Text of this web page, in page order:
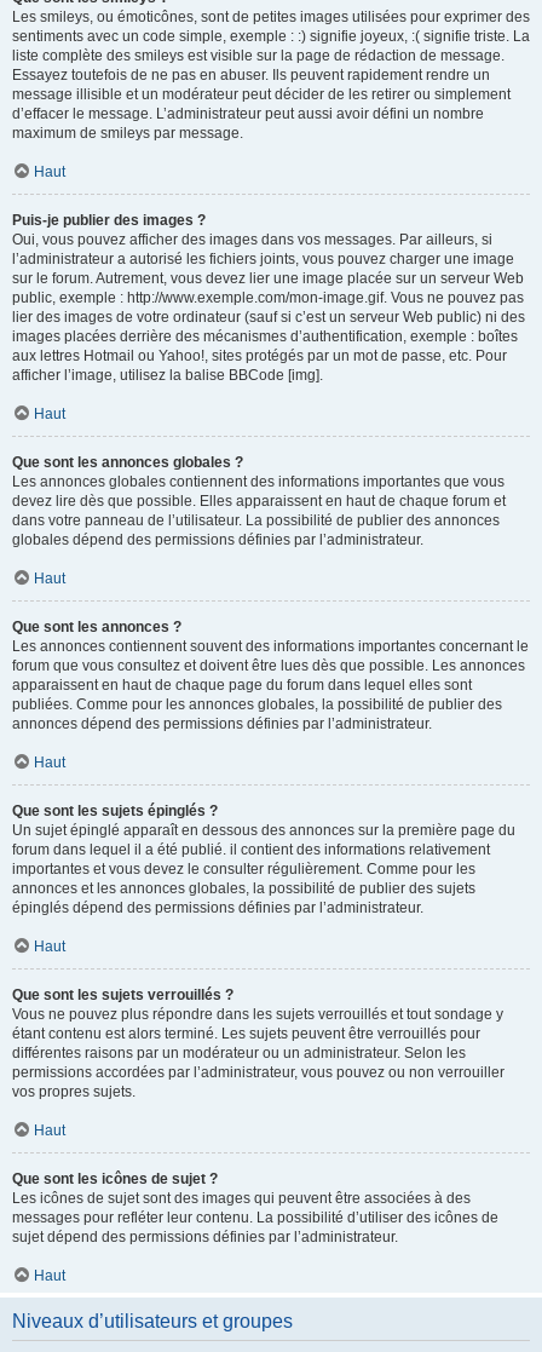
Les smileys, ou émoticônes, sont de petites images utilisées pour exprimer des
sentiments avec un code simple, exemple : :) signifie joyeux, :( signifie triste. La
liste complète des smileys est visible sur la page de rédaction de message.
Essayez toutefois de ne pas en abuser. Ils peuvent rapidement rendre un
message illisible et un modérateur peut décider de les retirer ou simplement
d’effacer le message. L’administrateur peut aussi avoir défini un nombre
maximum de smileys par message.
Haut
Puis-je publier des images ?
Oui, vous pouvez afficher des images dans vos messages. Par ailleurs, si
l’administrateur a autorisé les fichiers joints, vous pouvez charger une image
sur le forum. Autrement, vous devez lier une image placée sur un serveur Web
public, exemple : http://www.exemple.com/mon-image.gif. Vous ne pouvez pas
lier des images de votre ordinateur (sauf si c’est un serveur Web public) ni des
images placées derrière des mécanismes d’authentification, exemple : boîtes
aux lettres Hotmail ou Yahoo!, sites protégés par un mot de passe, etc. Pour
afficher l’image, utilisez la balise BBCode [img].
Haut
Que sont les annonces globales ?
Les annonces globales contiennent des informations importantes que vous
devez lire dès que possible. Elles apparaissent en haut de chaque forum et
dans votre panneau de l’utilisateur. La possibilité de publier des annonces
globales dépend des permissions définies par l’administrateur.
Haut
Que sont les annonces ?
Les annonces contiennent souvent des informations importantes concernant le
forum que vous consultez et doivent être lues dès que possible. Les annonces
apparaissent en haut de chaque page du forum dans lequel elles sont
publiées. Comme pour les annonces globales, la possibilité de publier des
annonces dépend des permissions définies par l’administrateur.
Haut
Que sont les sujets épinglés ?
Un sujet épinglé apparaît en dessous des annonces sur la première page du
forum dans lequel il a été publié. il contient des informations relativement
importantes et vous devez le consulter régulièrement. Comme pour les
annonces et les annonces globales, la possibilité de publier des sujets
épinglés dépend des permissions définies par l’administrateur.
Haut
Que sont les sujets verrouillés ?
Vous ne pouvez plus répondre dans les sujets verrouillés et tout sondage y
étant contenu est alors terminé. Les sujets peuvent être verrouillés pour
différentes raisons par un modérateur ou un administrateur. Selon les
permissions accordées par l’administrateur, vous pouvez ou non verrouiller
vos propres sujets.
Haut
Que sont les icônes de sujet ?
Les icônes de sujet sont des images qui peuvent être associées à des
messages pour refléter leur contenu. La possibilité d’utiliser des icônes de
sujet dépend des permissions définies par l’administrateur.
Haut
Niveaux d’utilisateurs et groupes